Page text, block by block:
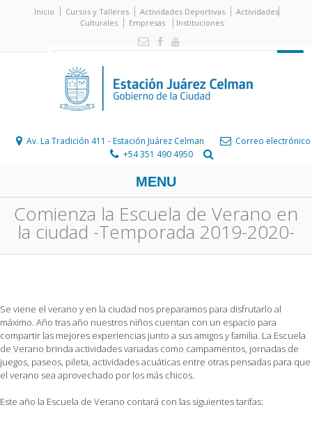
Inicio Cursos y Talleres Actividades Deportivas
Actividades
Culturales
Empresas Instituciones
Av. La Tradición 411 - Estación Juárez Celman
Correo electrónico
+54 351 490 4950
MENU
Comienza la Escuela de Verano en
la ciudad -Temporada 2019-2020-
Se viene el verano y en la ciudad nos preparamos para disfrutarlo al
máximo. Año tras año nuestros niños cuentan con un espacio para
compartir las mejores experiencias junto a sus amigos y familia. La Escuela
de Verano brinda actividades variadas como campamentos, jornadas de
juegos, paseos, pileta, actividades acuáticas entre otras pensadas para que
el verano sea aprovechado por los más chicos.
Este año la Escuela de Verano contará con las siguientes tarifas: